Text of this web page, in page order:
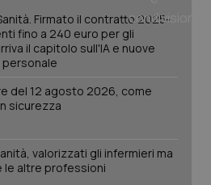
Firmato il contratto 2025-
fino a 240 euro per gli
il capitolo sull'IA e nuove
del 12 agosto 2026, come
sicurezza
valorizzati gli infermieri ma
le altre professioni